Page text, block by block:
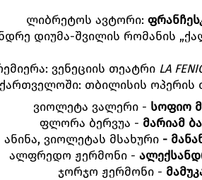
ლიბრეტოს ავტორი:
დიუმა-შვილის რომანის
ვენეციის თეატრი LA
თბილისის ოპერის
ვიოლეტა ვალერი - სოფიო
ფლორა ბერვუა - მარიამ
ანინა, ვიოლეტას მსახური -
ალფრედო ჟერმონი -
ჯორჯო ჟერმონი -